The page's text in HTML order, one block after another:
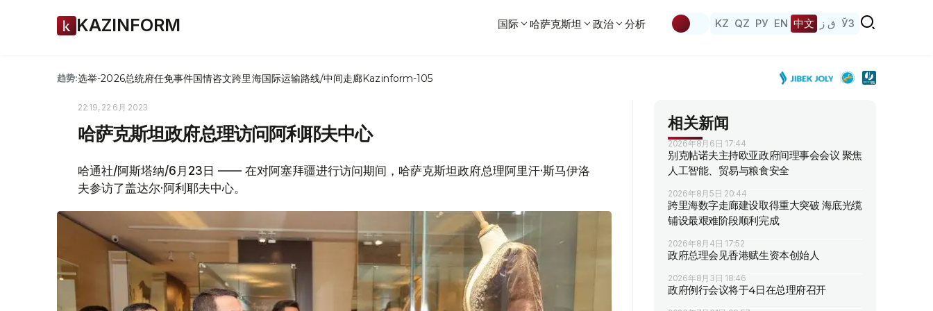
KAZINFORM 国际 哈萨克斯坦 政治 分析 KZ QZ РУ EN 中文 ق ز ЎЗ
趋势:选举-2026总统府任免事件国情咨文跨里海国际运输路线/中间走廊Kazinform-105
22:19, 22 6月 2023
哈萨克斯坦政府总理访问阿利耶夫中心
哈通社/阿斯塔纳/6月23日 —— 在对阿塞拜疆进行访问期间，哈萨克斯坦政府总理阿里汗·斯马伊洛
夫参访了盖达尔·阿利耶夫中心。
相关新闻
2026年8月6日 17:44
别克帖诺夫主持欧亚政府间理事会会议 聚焦
人工智能、贸易与粮食安全
2026年8月5日 20:44
跨里海数字走廊建设取得重大突破 海底光缆
铺设最艰难阶段顺利完成
2026年8月4日 17:52
政府总理会见香港赋生资本创始人
2026年8月3日 18:46
政府例行会议将于4日在总理府召开